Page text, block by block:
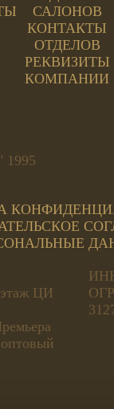
САЛОНОВ
КОНТАКТЫ
ОТДЕЛОВ
РЕКВИЗИТЫ
КОМПАНИИ
этаж ЦИ